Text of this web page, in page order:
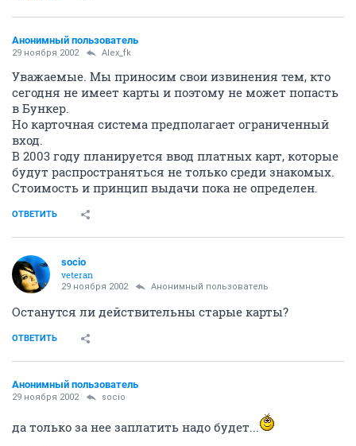
Анонимный пользователь
29 ноября 2002 Alex_fk
Уважаемые. Мы приносим свои извинения тем, кто
сегодня не имеет карты и поэтому не может попасть
в Бункер.
Но карточная система предполагает ограниченный
вход.
В 2003 году планируется ввод платных карт, которые
будут распространяться не только среди знакомых.
Стоимость и принцип выдачи пока не определен.
ОТВЕТИТЬ
socio
veteran
29 ноября 2002 Анонимный пользователь
Останутся ли действительны старые карты?
ОТВЕТИТЬ
Анонимный пользователь
29 ноября 2002 socio
да только за нее заплатить надо будет...